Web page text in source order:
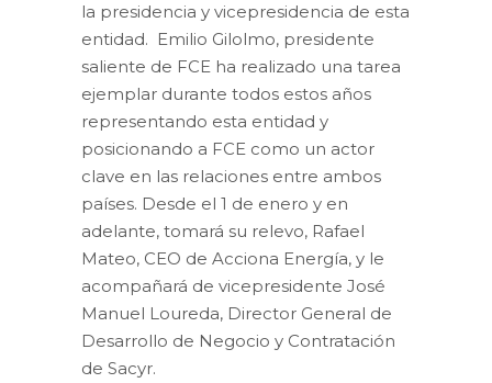
la presidencia y vicepresidencia de esta
entidad. Emilio Gilolmo, presidente
saliente de FCE ha realizado una tarea
ejemplar durante todos estos años
representando esta entidad y
posicionando a FCE como un actor
clave en las relaciones entre ambos
países. Desde el 1 de enero y en
adelante, tomará su relevo, Rafael
Mateo, CEO de Acciona Energía, y le
acompañará de vicepresidente José
Manuel Loureda, Director General de
Desarrollo de Negocio y Contratación
de Sacyr.